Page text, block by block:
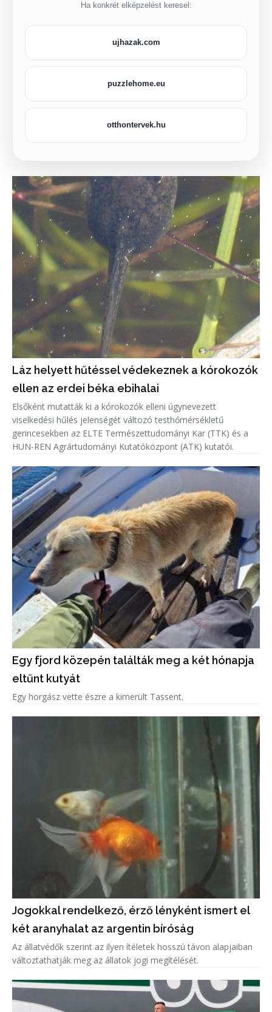
Ha konkrét elképzelést keresel:
ujhazak.com
puzzlehome.eu
otthontervek.hu
Láz helyett hűtéssel védekeznek a kórokozók
ellen az erdei béka ebihalai
Elsőként mutatták ki a kórokozók elleni úgynevezett
viselkedési hűlés jelenségét változó testhőmérsékletű
gerincesekben az ELTE Természettudományi Kar (TTK) és a
HUN-REN Agrártudományi Kutatóközpont (ATK) kutatói.
Egy fjord közepén találták meg a két hónapja
eltűnt kutyát
Egy horgász vette észre a kimerült Tassent.
Jogokkal rendelkező, érző lényként ismert el
két aranyhalat az argentin bíróság
Az állatvédők szerint az ilyen ítéletek hosszú távon alapjaiban
változtathatják meg az állatok jogi megítélését.